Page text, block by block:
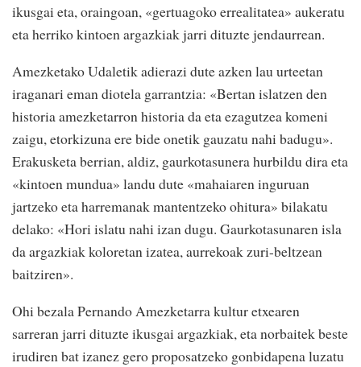
ikusgai eta, oraingoan, «gertuagoko errealitatea» aukeratu
eta herriko kintoen argazkiak jarri dituzte jendaurrean.
Amezketako Udaletik adierazi dute azken lau urteetan
iraganari eman diotela garrantzia: «Bertan islatzen den
historia amezketarron historia da eta ezagutzea komeni
zaigu, etorkizuna ere bide onetik gauzatu nahi badugu».
Erakusketa berrian, aldiz, gaurkotasunera hurbildu dira eta
«kintoen mundua» landu dute «mahaiaren inguruan
jartzeko eta harremanak mantentzeko ohitura» bilakatu
delako: «Hori islatu nahi izan dugu. Gaurkotasunaren isla
da argazkiak koloretan izatea, aurrekoak zuri-beltzean
baitziren».
Ohi bezala Pernando Amezketarra kultur etxearen
sarreran jarri dituzte ikusgai argazkiak, eta norbaitek beste
irudiren bat izanez gero proposatzeko gonbidapena luzatu